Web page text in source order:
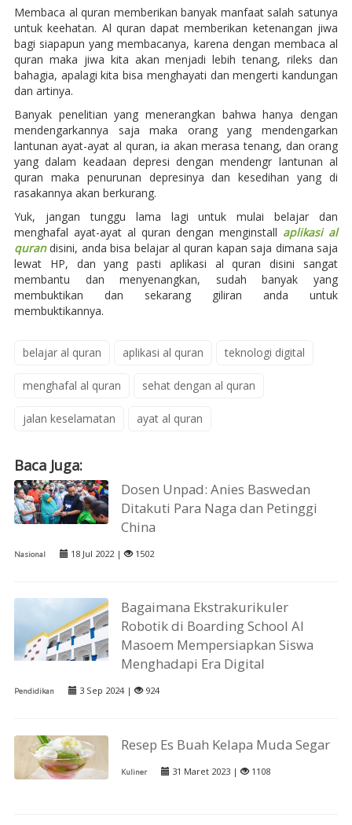
Membaca al quran memberikan banyak manfaat salah satunya
untuk keehatan. Al quran dapat memberikan ketenangan jiwa
bagi siapapun yang membacanya, karena dengan membaca al
quran maka jiwa kita akan menjadi lebih tenang, rileks dan
bahagia, apalagi kita bisa menghayati dan mengerti kandungan
dan artinya.
Banyak penelitian yang menerangkan bahwa hanya dengan
mendengarkannya saja maka orang yang mendengarkan
lantunan ayat-ayat al quran, ia akan merasa tenang, dan orang
yang dalam keadaan depresi dengan mendengr lantunan al
quran maka penurunan depresinya dan kesedihan yang di
rasakannya akan berkurang.
Yuk, jangan tunggu lama lagi untuk mulai belajar dan
menghafal ayat-ayat al quran dengan menginstall aplikasi al
qurandisini, anda bisa belajar al quran kapan saja dimana saja
lewat HP, dan yang pasti aplikasi al quran disini sangat
membantu dan menyenangkan, sudah banyak yang
membuktikan dan sekarang giliran anda untuk
membuktikannya.
belajar al quran aplikasi al quran teknologi digital
menghafal al quran sehat dengan al quran
jalan keselamatan ayat al quran
Baca Juga:
Dosen Unpad: Anies Baswedan
Ditakuti Para Naga dan Petinggi
China
Nasional 18 Jul 2022 | 1502
Bagaimana Ekstrakurikuler
Robotik di Boarding School Al
Masoem Mempersiapkan Siswa
Menghadapi Era Digital
Pendidikan 3 Sep 2024 | 924
Resep Es Buah Kelapa Muda Segar
Kuliner 31 Maret 2023 | 1108